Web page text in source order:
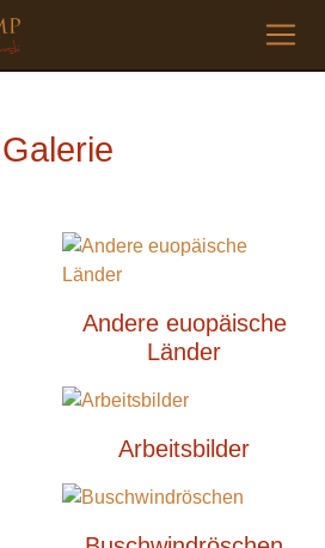
Galerie
Andere euopäische
Länder
Arbeitsbilder